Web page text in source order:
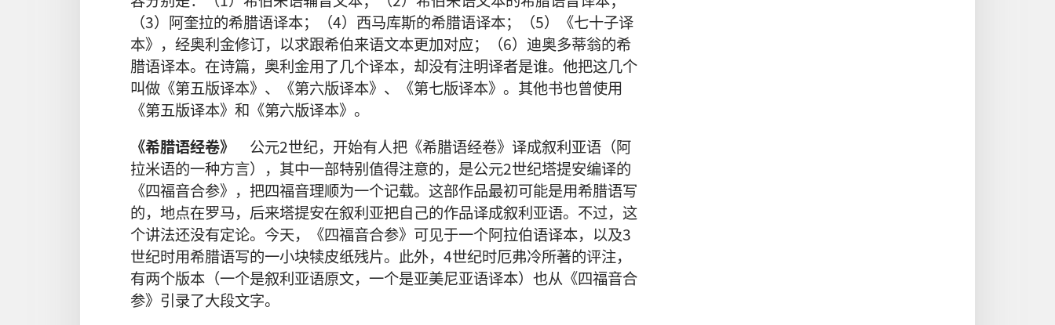
（3）阿奎拉的希腊语译本；（4）西马库斯的希腊语译本；（5）《七十子译
本》，经奥利金修订，以求跟希伯来语文本更加对应；（6）迪奥多蒂翁的希
腊语译本。在诗篇，奥利金用了几个译本，却没有注明译者是谁。他把这几个
叫做《第五版译本》、《第六版译本》、《第七版译本》。其他书也曾使用
《第五版译本》和《第六版译本》。
《希腊语经卷》
公元2世纪，开始有人把《希腊语经卷》译成叙利亚语（阿
拉米语的一种方言），其中一部特别值得注意的，是公元2世纪塔提安编译的
《四福音合参》，把四福音理顺为一个记载。这部作品最初可能是用希腊语写
的，地点在罗马，后来塔提安在叙利亚把自己的作品译成叙利亚语。不过，这
个讲法还没有定论。今天，《四福音合参》可见于一个阿拉伯语译本，以及3
世纪时用希腊语写的一小块犊皮纸残片。此外，4世纪时厄弗冷所著的评注，
有两个版本（一个是叙利亚语原文，一个是亚美尼亚语译本）也从《四福音合
参》引录了大段文字。